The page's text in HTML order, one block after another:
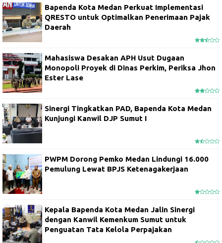
Bapenda Kota Medan Perkuat Implementasi
QRESTO untuk Optimalkan Penerimaan Pajak
Daerah
Mahasiswa Desakan APH Usut Dugaan
Monopoli Proyek di Dinas Perkim, Periksa Jhon
Ester Lase
Sinergi Tingkatkan PAD, Bapenda Kota Medan
Kunjungi Kanwil DJP Sumut I
PWPM Dorong Pemko Medan Lindungi 16.000
Pemulung Lewat BPJS Ketenagakerjaan
Kepala Bapenda Kota Medan Jalin Sinergi
dengan Kanwil Kemenkum Sumut untuk
Penguatan Tata Kelola Perpajakan